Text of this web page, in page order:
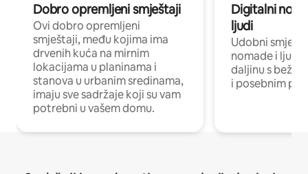
Dobro opremljeni smještaji
Ovi dobro opremljeni
smještaji, među kojima ima
drvenih kuća na mirnim
lokacijama u planinama i
stanova u urbanim sredinama,
imaju sve sadržaje koji su vam
potrebni u vašem domu.
Digitalni
ljudi
Udobni
nomade i ljude
daljinu s
i posebnim